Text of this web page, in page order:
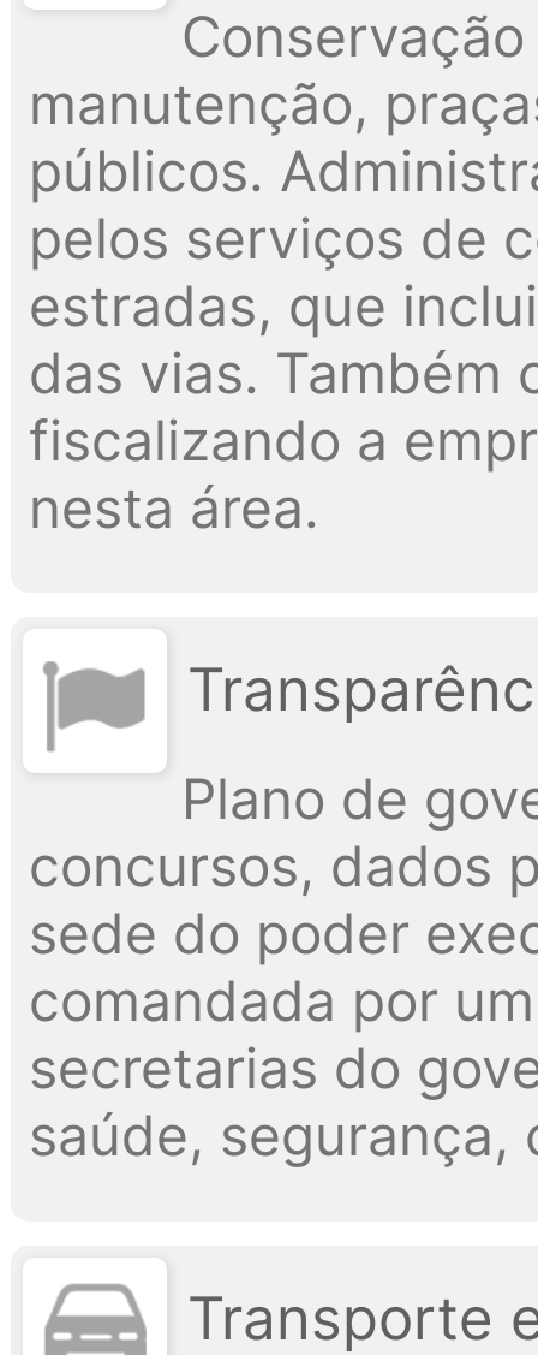
manutenção,
públicos.
pelos serviços de
estradas, que
das vias. Também
fiscalizando a
nesta área.
Plano de
concursos, dados
sede do poder
comandada por
secretarias do
saúde,
Transporte